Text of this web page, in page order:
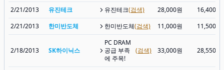
2/21/2013
유진테크 유진테크(검색) 28,000원
16,400원
2/21/2013
한미반도체 한미반도체(검색) 11,000원 11,500원
2/18/2013 SK하이닉스
PC DRAM
공급 부족
에 주목!
(검색) 33,000원 28,550원